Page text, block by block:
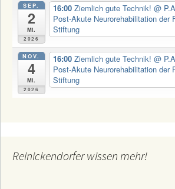
SEP.
2
Mi.
2026
16:00 Ziemlich gute Technik! @
Post-Akute Neurorehabilitation der
Stiftung
NOV.
4
Mi.
2026
16:00 Ziemlich gute Technik! @
Post-Akute Neurorehabilitation der
Stiftung
Reinickendorfer wissen mehr!